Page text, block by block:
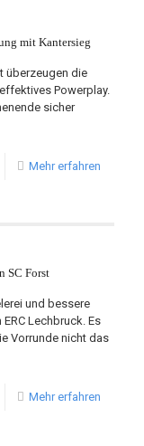
mit Kantersieg
überzeugen die
Powerplay.
sicher
Mehr erfahren
SC Forst
und bessere
Lechbruck. Es
Vorrunde nicht das
Mehr erfahren